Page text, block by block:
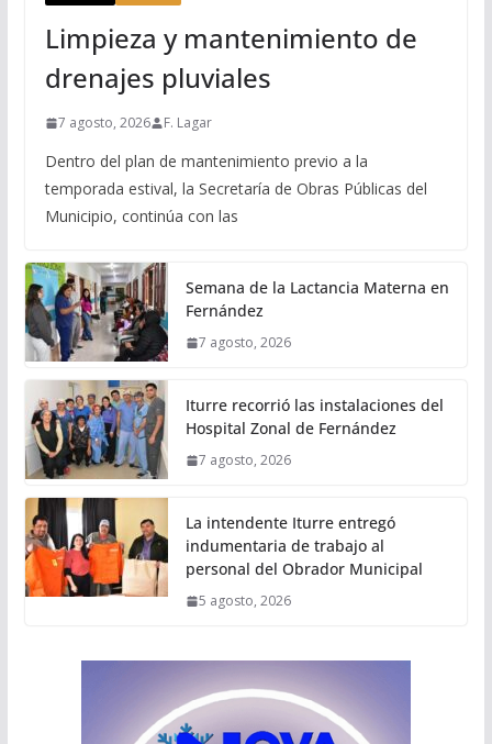
Limpieza y mantenimiento de
drenajes pluviales
7 agosto, 2026 F. Lagar
Dentro del plan de mantenimiento previo a la
temporada estival, la Secretaría de Obras Públicas del
Municipio, continúa con las
Semana de la Lactancia Materna en
Fernández
7 agosto, 2026
Iturre recorrió las instalaciones del
Hospital Zonal de Fernández
7 agosto, 2026
La intendente Iturre entregó
indumentaria de trabajo al
personal del Obrador Municipal
5 agosto, 2026